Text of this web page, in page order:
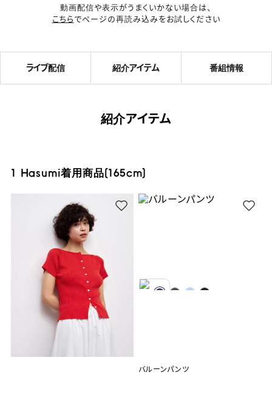
動画配信や表示がうまくいかない場合は、
こちらでページの再読み込みをお試しください
ライブ配信 紹介アイテム 番組情報
紹介アイテム
1 Hasumi着用商品(165cm)
バルーンパンツ